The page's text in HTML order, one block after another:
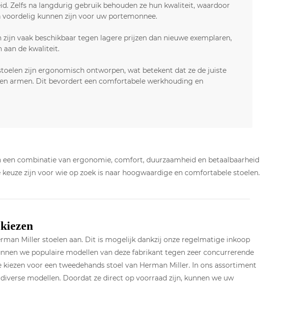
Zelfs na langdurig gebruik behouden ze hun kwaliteit, waardoor
kunnen zijn voor uw portemonnee.
zijn vaak beschikbaar tegen lagere prijzen dan nieuwe exemplaren,
aan de kwaliteit.
zijn ergonomisch ontworpen, wat betekent dat ze de juiste
armen. Dit bevordert een comfortabele werkhouding en
combinatie van ergonomie, comfort, duurzaamheid en betaalbaarheid
zijn voor wie op zoek is naar hoogwaardige en comfortabele stoelen.
Miller stoelen aan. Dit is mogelijk dankzij onze regelmatige inkoop
we populaire modellen van deze fabrikant tegen zeer concurrerende
voor een tweedehands stoel van Herman Miller. In ons assortiment
modellen. Doordat ze direct op voorraad zijn, kunnen we uw